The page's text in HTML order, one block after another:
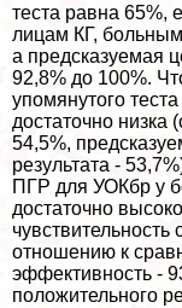
теста равна 65%,
лицам КГ,
а предсказуемая
92,8% до 100%.
упомянутого
достаточно низка
54,5%,
результата -
ПГР для УОКбр у
достаточно
отношению к
эффективность -
положительного